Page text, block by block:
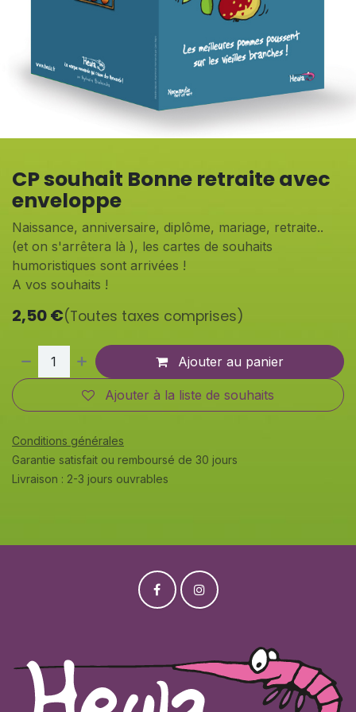
CP souhait Bonne retraite avec
enveloppe
Naissance, anniversaire, diplôme, mariage, retraite..
(et on s'arrêtera là ), les cartes de souhaits
humoristiques sont arrivées !
A vos souhaits !
2,50€(Toutes taxes comprises)
Ajouter au panier
Ajouter à la liste de souhaits
Conditions générales
Garantie satisfait ou remboursé de 30 jours
Livraison : 2-3 jours ouvrables